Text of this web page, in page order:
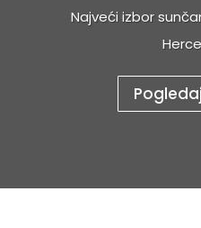
Najveći izbor